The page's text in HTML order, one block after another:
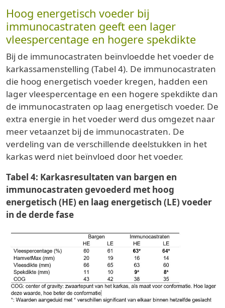
Hoog energetisch voeder bij
immunocastraten geeft een lager
vleespercentage en hogere spekdikte
Bij de immunocastraten beïnvloedde het voeder de
karkassamenstelling (Tabel 4). De immunocastraten
die hoog energetisch voeder kregen, hadden een
lager vleespercentage en een hogere spekdikte dan
de immunocastraten op laag energetisch voeder. De
extra energie in het voeder werd dus omgezet naar
meer vetaanzet bij de immunocastraten. De
verdeling van de verschillende deelstukken in het
karkas werd niet beïnvloed door het voeder.
Tabel 4: Karkasresultaten van bargen en
immunocastraten gevoederd met hoog
energetisch (HE) en laag energetisch (LE) voeder
in de derde fase